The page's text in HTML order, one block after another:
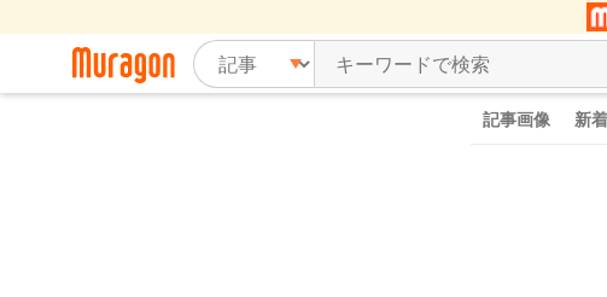
記事画像 新